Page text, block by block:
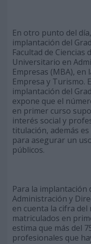
En otro punto del
implantación del
Facultad de
Universitario en
Empresas (MBA), en
Empresa y Turismo.
implantación del
expone que el
en primer curso
interés social y
titulación, además
para asegurar un
públicos.
Para la
Administración y
en cuenta la cifra
matriculados en
estima que más del
profesionales que